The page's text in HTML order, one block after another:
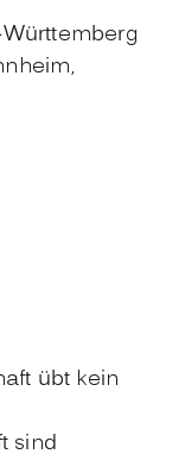
übt kein
sind